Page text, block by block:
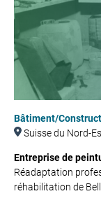
Bâtiment/
Suisse du Nord-
Entreprise de
Réadaptation
réhabilitation de